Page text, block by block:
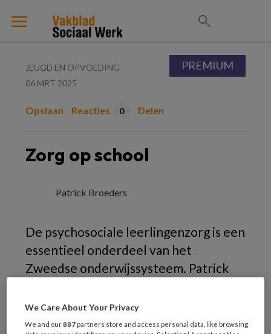
JEUGD EN OPVOEDING
06 MRT 2025
Opslaan Reacties 0 Delen
Zorg op school
Patrick Broeders
De psychosociale leerlingenzorg is een
essentieel onderdeel van het
Zweedse onderwijssysteem. Patrick
het Zweedse model, maar ook de
uitdagingen: personeelstekorten en
PREMIUM
We Care About Your Privacy
We and our887 partners store and access personal data, like browsing